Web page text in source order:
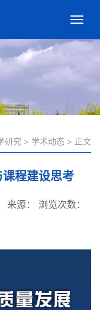
研究 > 学术动态 > 正文
程建设思考
来源：
浏览次数：